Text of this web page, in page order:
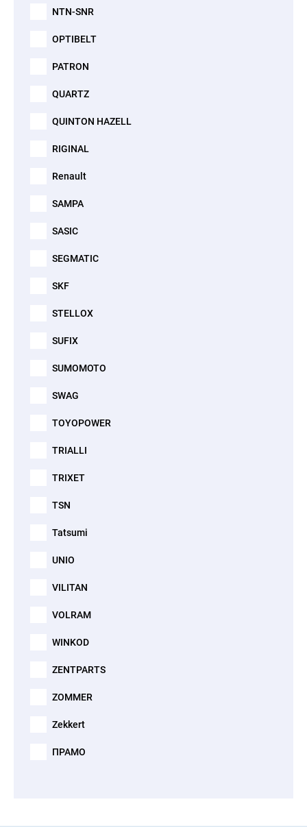
NTN-SNR
OPTIBELT
PATRON
QUARTZ
QUINTON HAZELL
RIGINAL
Renault
SAMPA
SASIC
SEGMATIC
SKF
STELLOX
SUFIX
SUMOMOTO
SWAG
TOYOPOWER
TRIALLI
TRIXET
TSN
Tatsumi
UNIO
VILITAN
VOLRAM
WINKOD
ZENTPARTS
ZOMMER
Zekkert
ПРАМО